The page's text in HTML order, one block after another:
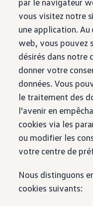
Services et
Actions service
Service et
Offres
Pièces
Informations
Voyants
Voyants
Voyants
Voyants
Voyants
WLTP
Rappel
Services
myVolkswagen
VW Connect
Manuel digital
VW Connect
Application
vous visitez notre
une application.
web, vous pouvez
désirés dans notre
donner votre
données. Vous
le traitement des
l’avenir en
cookies via les
ou modifier les
votre centre de
Nous distinguons
cookies suivants: